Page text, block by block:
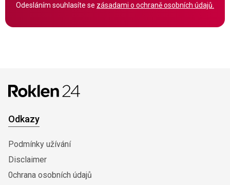
Odesláním souhlasíte se zásadami o ochraně osobních údajů.
Odkazy
Podmínky užívání
Disclaimer
0chrana osobních údajů